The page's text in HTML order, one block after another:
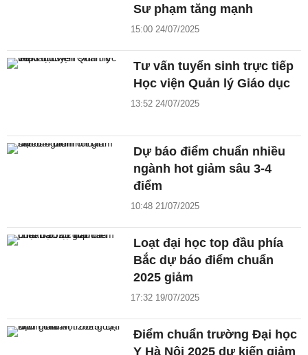
Sư phạm tăng mạnh
15:00 24/07/2025
Tư vấn tuyển sinh trực tiếp
Học viện Quản lý Giáo dục
13:52 24/07/2025
Dự báo điểm chuẩn nhiều
ngành hot giảm sâu 3-4
điểm
10:48 21/07/2025
Loạt đại học top đầu phía
Bắc dự báo điểm chuẩn
2025 giảm
17:32 19/07/2025
Điểm chuẩn trường Đại học
Y Hà Nội 2025 dự kiến giảm